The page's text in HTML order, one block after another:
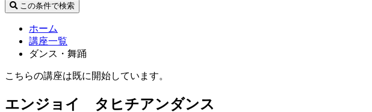
この条件で検索
ホーム
講座一覧
ダンス・舞踊
こちらの講座は既に開始しています。
エンジョイ タヒチアンダンス